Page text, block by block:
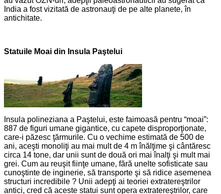
India a fost vizitată de astronauţi de pe alte planete, în
antichitate.
Statuile Moai din Insula Paştelui
Insula polineziana a Paştelui, este faimoasă pentru “moai”:
887 de figuri umane gigantice, cu capete disproporţionate,
care-i păzesc ţărmurile. Cu o vechime estimată de 500 de
ani, aceşti monoliţi au mai mult de 4 m înălţime şi cântăresc
circa 14 tone, dar unii sunt de două ori mai înalţi şi mult mai
grei. Cum au reuşit fiinţe umane, fără unelte sofisticate sau
cunoştinte de inginerie, să transporte şi să ridice asemenea
structuri incredibile ? Unii adepţi ai teoriei extratereştrilor
antici, cred că aceste statui sunt opera extratereştrilor, care